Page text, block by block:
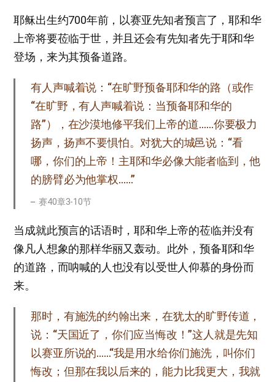
耶稣出生约700年前，以赛亚先知者预言了，耶和华
上帝将要莅临于世，并且还会有先知者先于耶和华
登场，来为其预备道路。
有人声喊着说：“在旷野预备耶和华的路（或作
“在旷野，有人声喊着说：当预备耶和华的
路”），在沙漠地修平我们上帝的道……你要极力
扬声，扬声不要惧怕。对犹大的城邑说：“看
哪，你们的上帝！主耶和华必像大能者临到，他
的膀臂必为他掌权……”
赛40章3-10节
当成就此预言的话语时，耶和华上帝的莅临并没有
像凡人想象的那样华丽又轰动。此外，预备耶和华
的道路，而呐喊的人也没有以受世人仰慕的身份而
来。
那时，有施洗的约翰出来，在犹太的旷野传道，
说：“天国近了，你们应当悔改！”这人就是先知
以赛亚所说的……“我是用水给你们施洗，叫你们
悔改；但那在我以后来的，能力比我更大，我就